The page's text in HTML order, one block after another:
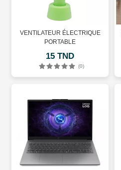
VENTILATEUR ÉLECTRIQUE
PORTABLE
15 TND
(0)